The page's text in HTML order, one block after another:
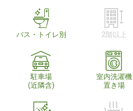
バス・トイレ別 2階以上
駐車場
(近隣含)
室内洗濯機
置き場